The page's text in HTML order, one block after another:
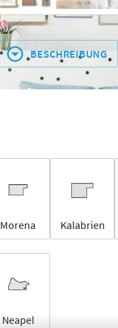
BESCHREIBUNG
Morena Kalabrien
Neapel